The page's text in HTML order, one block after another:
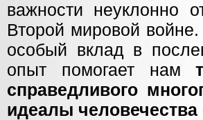
важности неуклонно
Второй мировой
особый вклад в
опыт помогает нам
справедливого
идеалы